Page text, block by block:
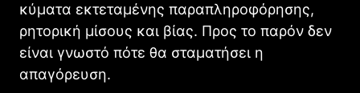
κύματα εκτεταμένης παραπληροφόρησης,
ρητορική μίσους και βίας. Προς το παρόν δεν
είναι γνωστό πότε θα σταματήσει η
απαγόρευση.